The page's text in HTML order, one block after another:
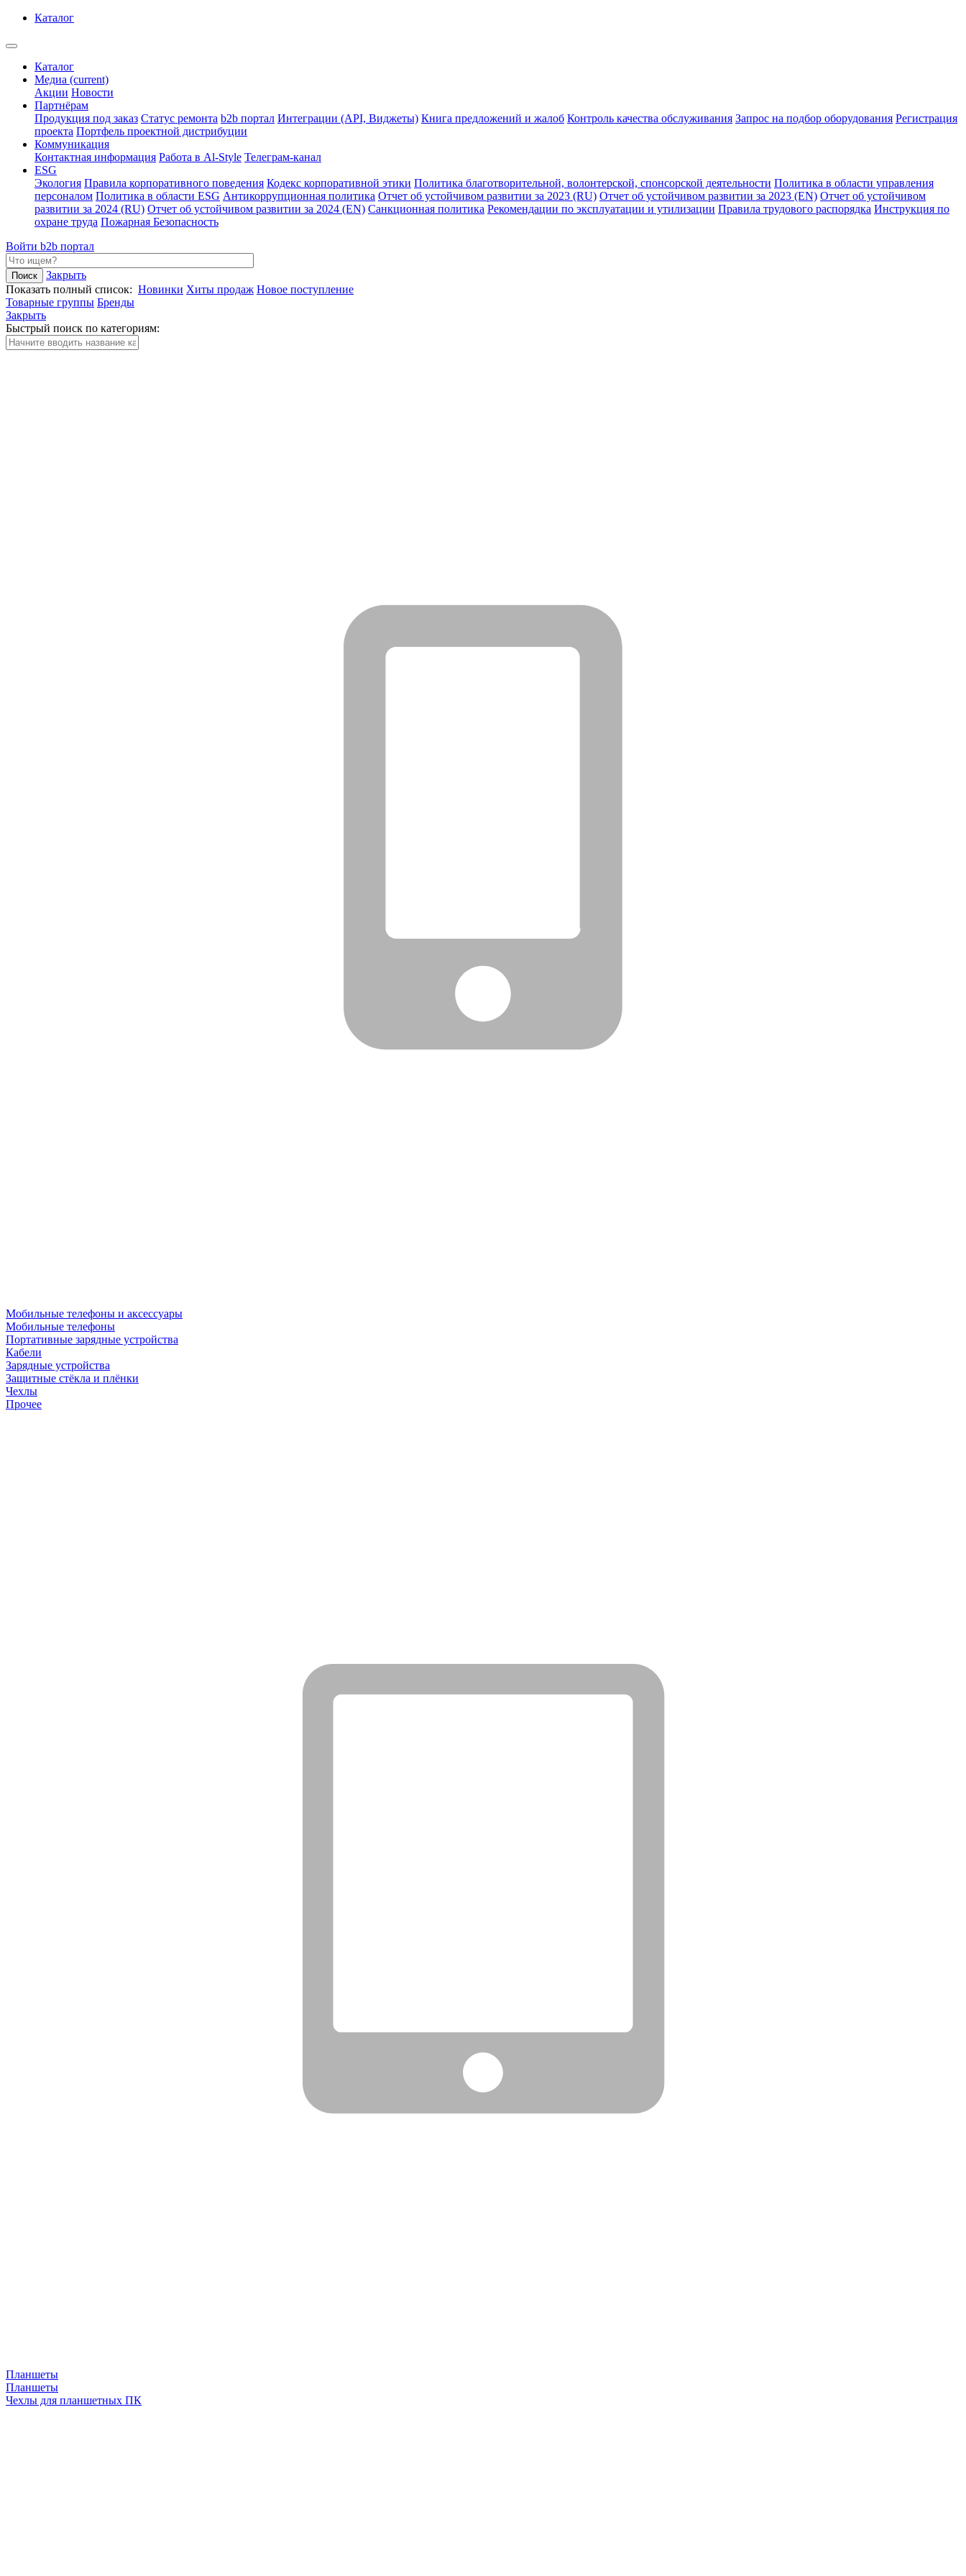
Каталог
Каталог
Медиа (current)
Акции Новости
Партнёрам
Продукция под заказ Статус ремонта b2b портал Интеграции (API, Виджеты) Книга предложений и жалоб Контроль качества обслуживания Запрос на подбор оборудования Регистрация
проекта Портфель проектной дистрибуции
Коммуникация
Контактная информация Работа в Al-Style Телеграм-канал
ESG
Экология Правила корпоративного поведения Кодекс корпоративной этики Политика благотворительной, волонтерской, спонсорской деятельности Политика в области управления
персоналом Политика в области ESG Антикоррупционная политика Отчет об устойчивом развитии за 2023 (RU) Отчет об устойчивом развитии за 2023 (EN) Отчет об устойчивом
развитии за 2024 (RU) Отчет об устойчивом развитии за 2024 (EN) Санкционная политика Рекомендации по эксплуатации и утилизации Правила трудового распорядка Инструкция по
охране труда Пожарная Безопасность
Войти b2b портал
Закрыть
Показать полный список: Новинки Хиты продаж Новое поступление
Товарные группы Бренды
Закрыть
Быстрый поиск по категориям:
Мобильные телефоны и аксессуары
Мобильные телефоны
Портативные зарядные устройства
Кабели
Зарядные устройства
Защитные стёкла и плёнки
Чехлы
Прочее
Планшеты
Планшеты
Чехлы для планшетных ПК